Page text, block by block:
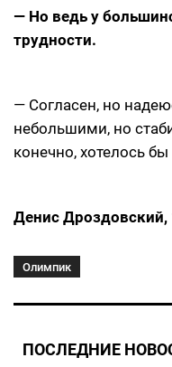
— Но ведь у
трудности.
— Согласен, но
небольшими, но
конечно, хотелось
Денис
Олимпик
ПОСЛЕДНИЕ